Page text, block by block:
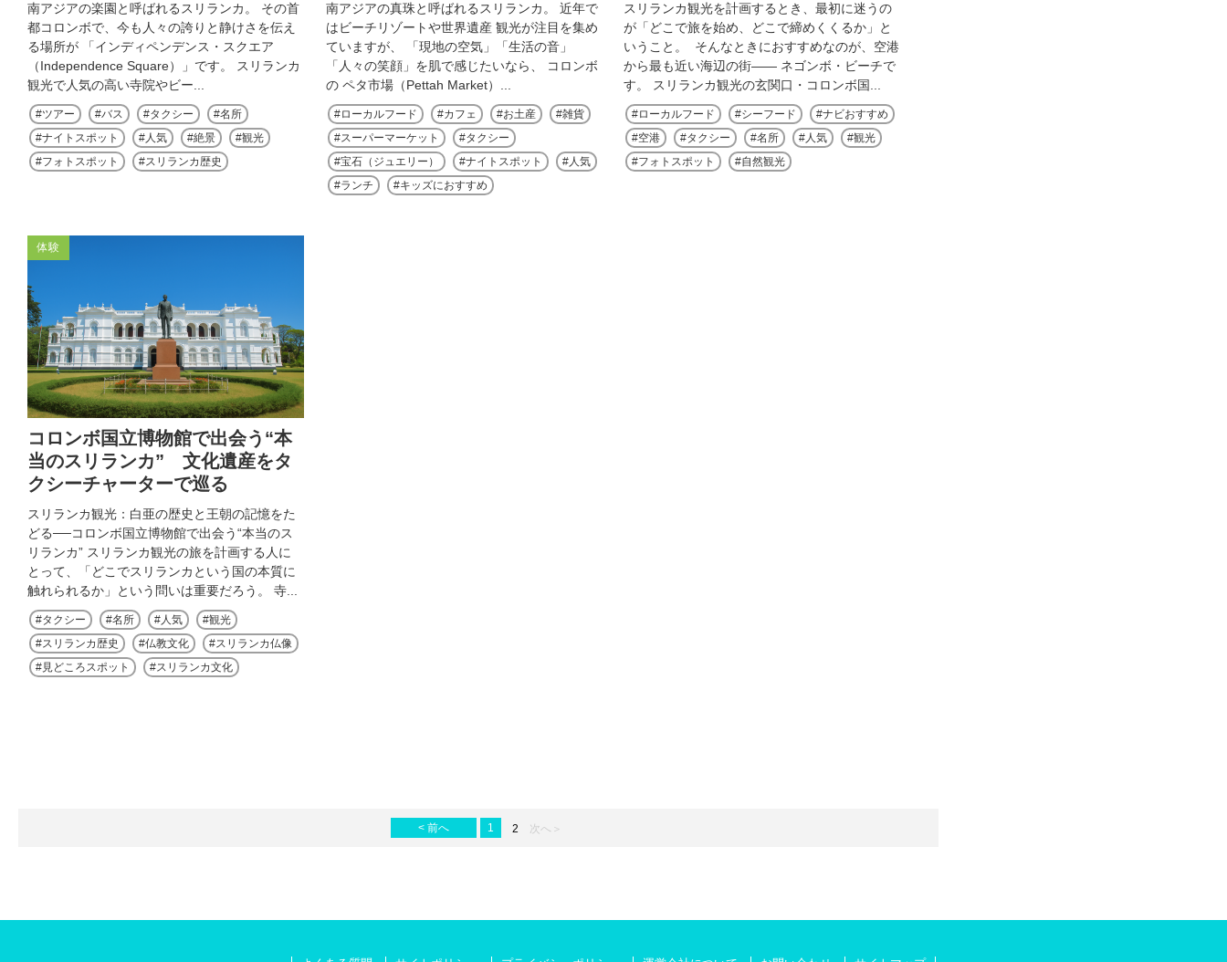
南アジアの楽園と呼ばれるスリランカ。 その首
都コロンボで、今も人々の誇りと静けさを伝え
る場所が 「インディペンデンス・スクエア
（Independence Square）」です。 スリランカ
観光で人気の高い寺院やビー...
ツアー バス タクシー
名所
ナイトスポット
人気 絶景
観光
フォトスポット
スリランカ歴史
南アジアの真珠と呼ばれるスリランカ。 近年で
はビーチリゾートや世界遺産 観光が注目を集め
ていますが、 「現地の空気」「生活の音」
「人々の笑顔」を肌で感じたいなら、 コロンボ
の ペタ市場（Pettah Market）...
ローカルフード カフェ お土産
雑貨
スーパーマーケット
タクシー
宝石（ジュエリー）
ナイトスポット
人気
ランチ
キッズにおすすめ
スリランカ観光を計画するとき、最初に迷うの
が「どこで旅を始め、どこで締めくくるか」と
いうこと。 そんなときにおすすめなのが、空港
から最も近い海辺の街―― ネゴンボ・ビーチで
す。 スリランカ観光の玄関口・コロンボ国...
ローカルフード シーフード
ナビおすすめ
空港
タクシー 名所 人気
観光
フォトスポット
自然観光
コロンボ国立博物館で出会う“本
当のスリランカ” 文化遺産をタ
クシーチャーターで巡る
スリランカ観光：白亜の歴史と王朝の記憶をた
どる──コロンボ国立博物館で出会う“本当のス
リランカ” スリランカ観光の旅を計画する人に
とって、「どこでスリランカという国の本質に
触れられるか」という問いは重要だろう。 寺...
体験
タクシー 名所 人気
観光
スリランカ歴史
仏教文化
スリランカ仏像
見どころスポット
スリランカ文化
< 前へ 1 2 次へ＞